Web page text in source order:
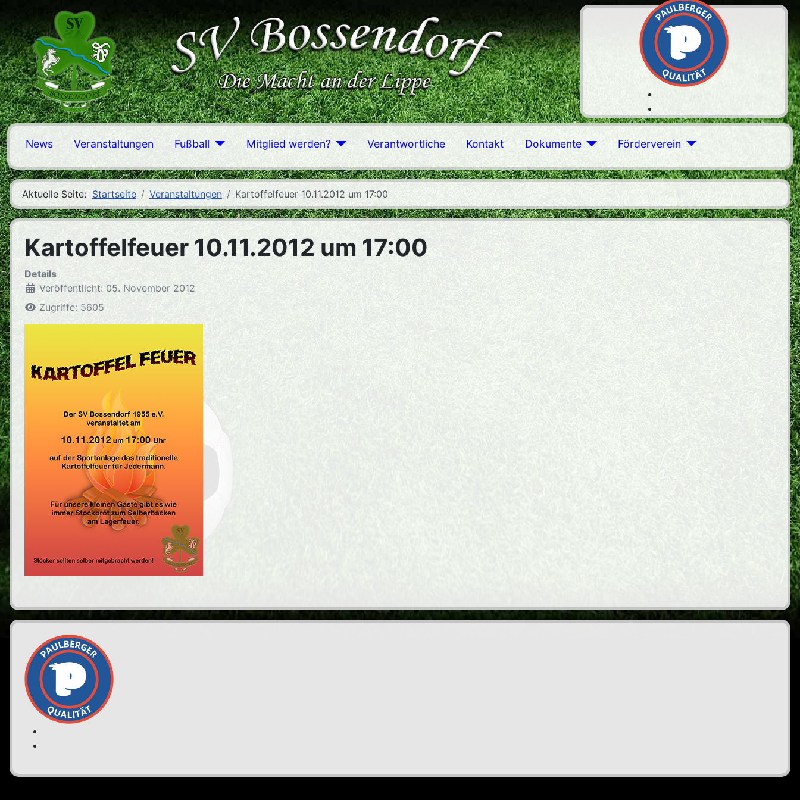
News Veranstaltungen Fußball Mitglied werden? Verantwortliche Kontakt Dokumente Förderverein
Aktuelle Seite: Startseite Veranstaltungen Kartoffelfeuer 10.11.2012 um 17:00
Kartoffelfeuer 10.11.2012 um 17:00
Details
Veröffentlicht: 05. November 2012
Zugriffe: 5605